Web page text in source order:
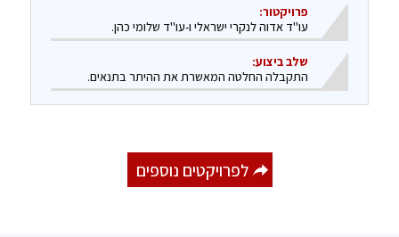
פרויקטור:
עו"ד אדוה לנקרי ישראלי ו-עו"ד שלומי כהן.
שלב ביצוע:
התקבלה החלטה המאשרת את ההיתר בתנאים.
לפרויקטים נוספים